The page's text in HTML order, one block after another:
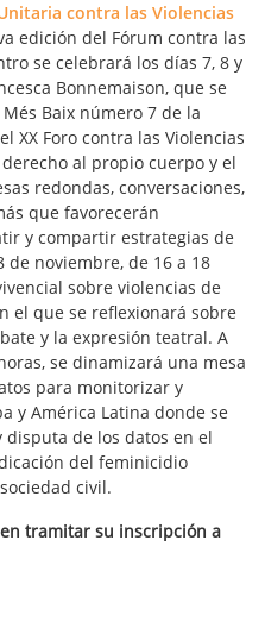
contra las Violencias
edición del Fórum contra las
se celebrará los días 7, 8 y
Bonnemaison, que se
Baix número 7 de la
XX Foro contra las Violencias
al propio cuerpo y el
redondas, conversaciones,
que favorecerán
y compartir estrategias de
de noviembre, de 16 a 18
sobre violencias de
el que se reflexionará sobre
y la expresión teatral. A
se dinamizará una mesa
para monitorizar y
y América Latina donde se
de los datos en el
del feminicidio
civil.
tramitar su inscripción a